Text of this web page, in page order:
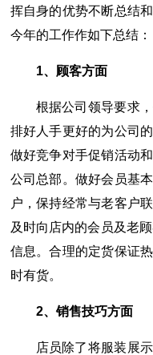
挥自身的优势不断总结
今年的工作作如下总结：
1、顾客方面
根据公司领导要求
排好人手更好的为公司
做好竞争对手促销活动
公司总部。做好会员基
户，保持经常与老客户
及时向店内的会员及老
信息。合理的定货保证
时有货。
2、销售技巧方面
店员除了将服装展